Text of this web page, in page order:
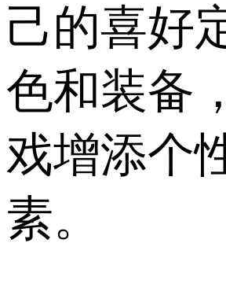
己的喜好
色和装备
戏增添个
素。